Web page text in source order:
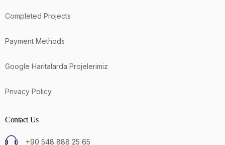
Completed Projects
Payment Methods
Google Haritalarda Projelerimiz
Privacy Policy
Contact Us
+90 548 888 25 65